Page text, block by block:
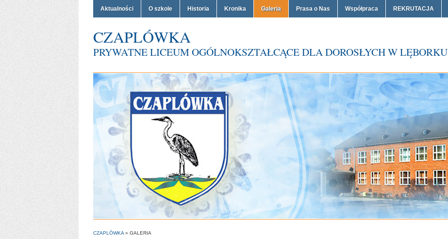
Aktualności O szkole Historia Kronika Galeria Prasa o Nas Współpraca REKRUTACJA
CZAPLÓWKA
PRYWATNE LICEUM OGÓLNOKSZTAŁCĄCE DLA DOROSŁYCH W LĘBORKU
CZAPLÓWKA » GALERIA